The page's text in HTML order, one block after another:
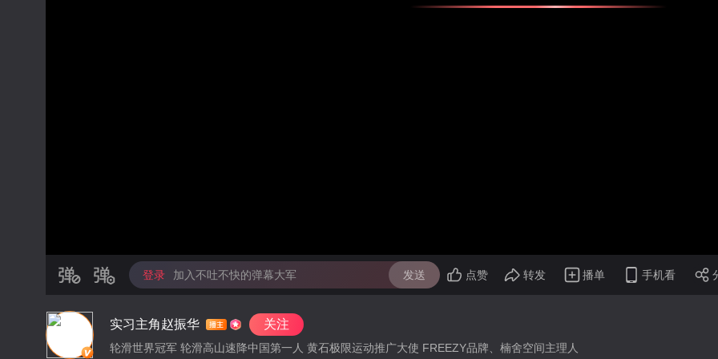
登录 加入不吐不快的弹幕大军 发送 点赞 转发 播单 手机看
实习主角赵振华 关注
轮滑世界冠军 轮滑高山速降中国第一人 黄石极限运动推广大使 FREEZY品牌、楠舍空间主理人